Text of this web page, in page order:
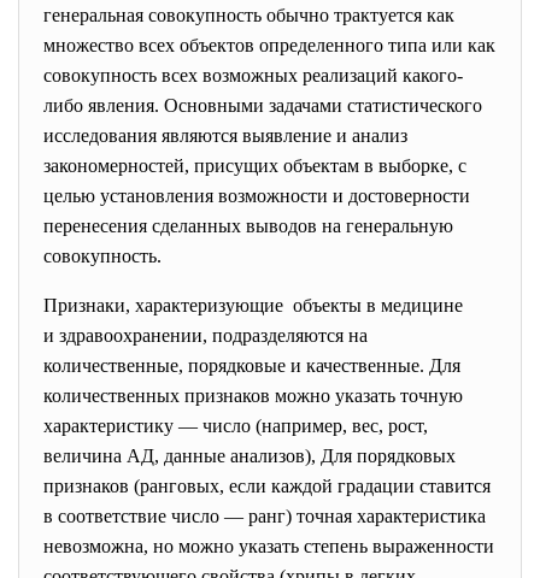
генеральная совокупность обычно трактуется как
множество всех объектов определенного типа или как
совокупность всех возможных реализаций какого-
либо явления. Основными задачами статистического
исследования являются выявление и анализ
закономерностей, присущих объектам в выборке, с
целью установления возможности и достоверности
перенесения сделанных выводов на генеральную
совокупность.
Признаки, характеризующие объекты в медицине
и здравоохранении, подразделяются на
количественные, порядковые и качественные. Для
количественных признаков можно указать точную
характеристику — число (например, вес, рост,
величина АД, данные анализов), Для порядковых
признаков (ранговых, если каждой градации ставится
в соответствие число — ранг) точная характеристика
невозможна, но можно указать степень выраженности